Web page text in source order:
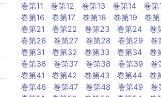
巻第11
巻第12 巻第13 巻第14
巻第
巻第16
巻第17 巻第18 巻第19
巻
巻第21
巻第22 巻第23 巻第24
巻
巻第26
巻第27 巻第28 巻第29
巻
巻第31
巻第32 巻第33 巻第34
巻
巻第36
巻第37 巻第38 巻第39
巻
巻第41
巻第42 巻第43 巻第44
巻
巻第46
巻第47 巻第48 巻第49
巻